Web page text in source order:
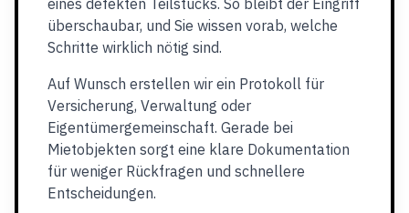
eines defekten Teilstücks. So bleibt der Eingriff
überschaubar, und Sie wissen vorab, welche
Schritte wirklich nötig sind.
Auf Wunsch erstellen wir ein Protokoll für
Versicherung, Verwaltung oder
Eigentümergemeinschaft. Gerade bei
Mietobjekten sorgt eine klare Dokumentation
für weniger Rückfragen und schnellere
Entscheidungen.